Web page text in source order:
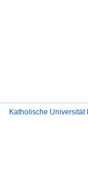
Katholische Universität